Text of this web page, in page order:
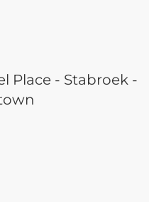
Place - Stabroek -